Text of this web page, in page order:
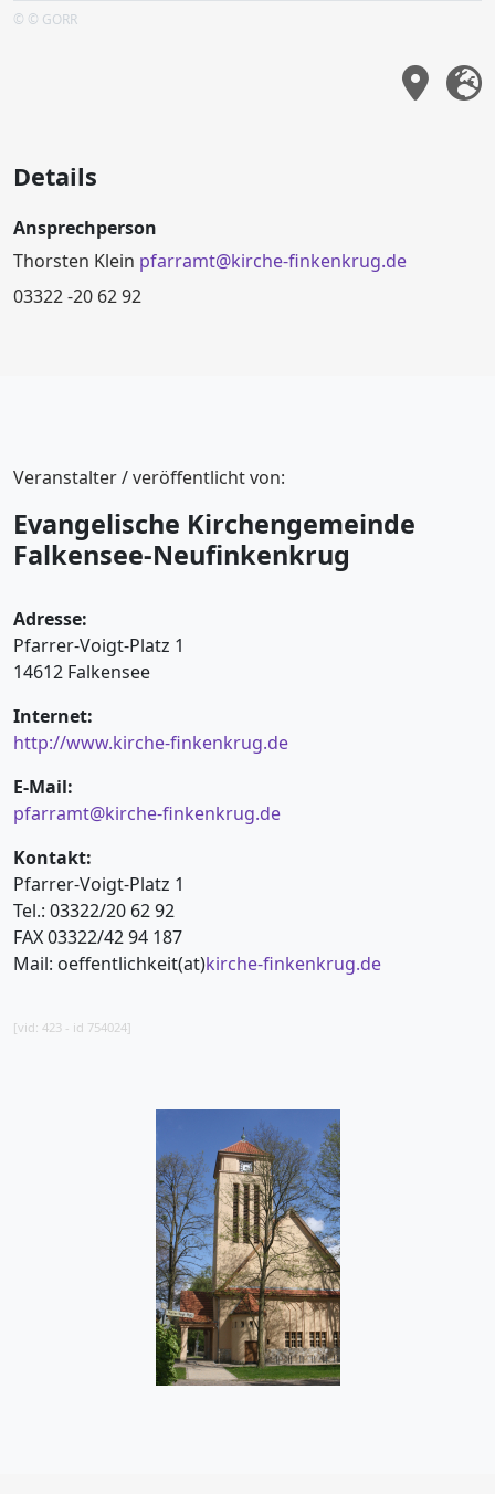
© © GORR
Details
Ansprechperson
Thorsten Klein pfarramt@kirche-finkenkrug.de
03322 -20 62 92
Veranstalter / veröffentlicht von:
Evangelische Kirchengemeinde
Falkensee-Neufinkenkrug
Adresse:
Pfarrer-Voigt-Platz 1
14612 Falkensee
Internet:
http://www.kirche-finkenkrug.de
E-Mail:
pfarramt@kirche-finkenkrug.de
Kontakt:
Pfarrer-Voigt-Platz 1
Tel.: 03322/20 62 92
FAX 03322/42 94 187
Mail: oeffentlichkeit(at)kirche-finkenkrug.de
[vid: 423 - id 754024]